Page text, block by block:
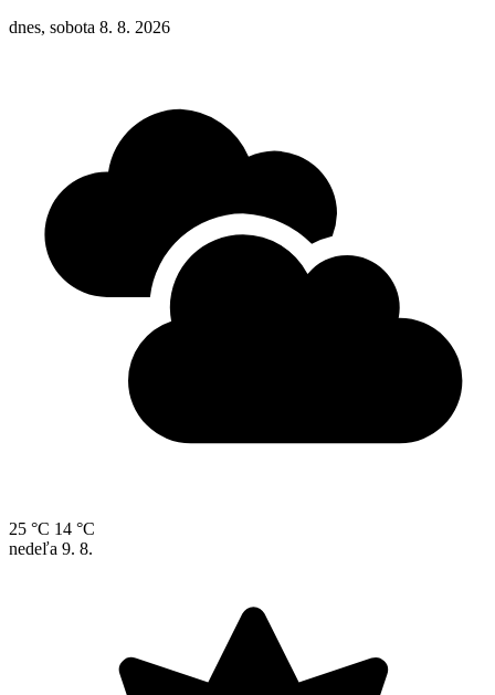
dnes, sobota 8. 8. 2026
25 °C 14 °C
nedeľa 9. 8.